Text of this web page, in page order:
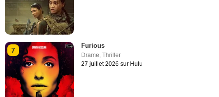
7
Furious
Drame,Thriller
27 juillet 2026 sur Hulu